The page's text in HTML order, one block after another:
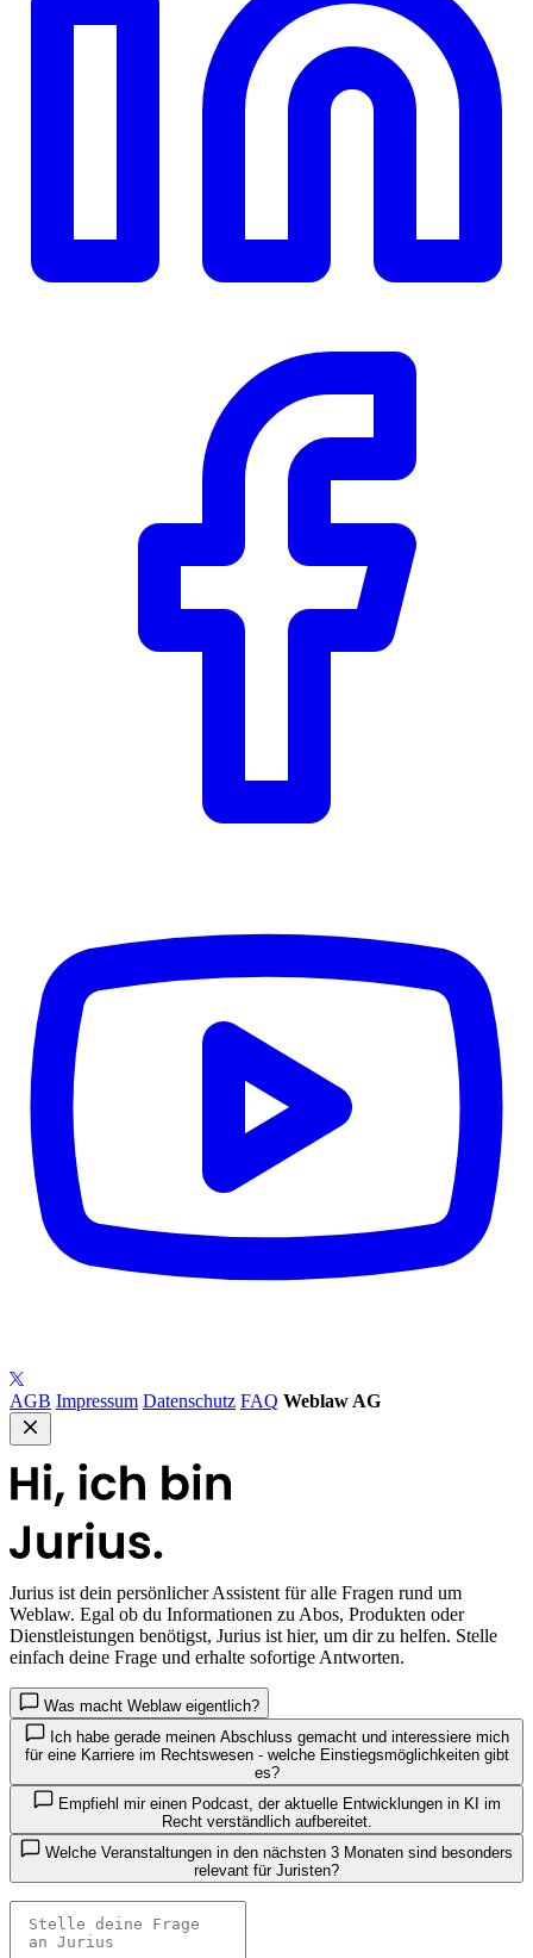
AGB Impressum Datenschutz FAQ Weblaw AG
Jurius ist dein persönlicher Assistent für alle Fragen rund um
Weblaw. Egal ob du Informationen zu Abos, Produkten oder
Dienstleistungen benötigst, Jurius ist hier, um dir zu helfen. Stelle
einfach deine Frage und erhalte sofortige Antworten.
Was macht Weblaw eigentlich?
Ich habe gerade meinen Abschluss gemacht und interessiere mich
für eine Karriere im Rechtswesen - welche Einstiegsmöglichkeiten gibt
es?
Empfiehl mir einen Podcast, der aktuelle Entwicklungen in KI im
Recht verständlich aufbereitet.
relevant für Juristen?